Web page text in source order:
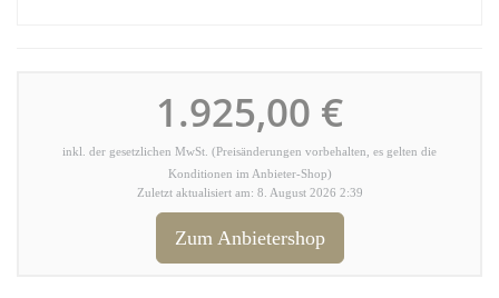
1.925,00 €
inkl. der gesetzlichen MwSt. (Preisänderungen vorbehalten, es gelten die
Konditionen im Anbieter-Shop)
Zuletzt aktualisiert am: 8. August 2026 2:39
Zum Anbietershop